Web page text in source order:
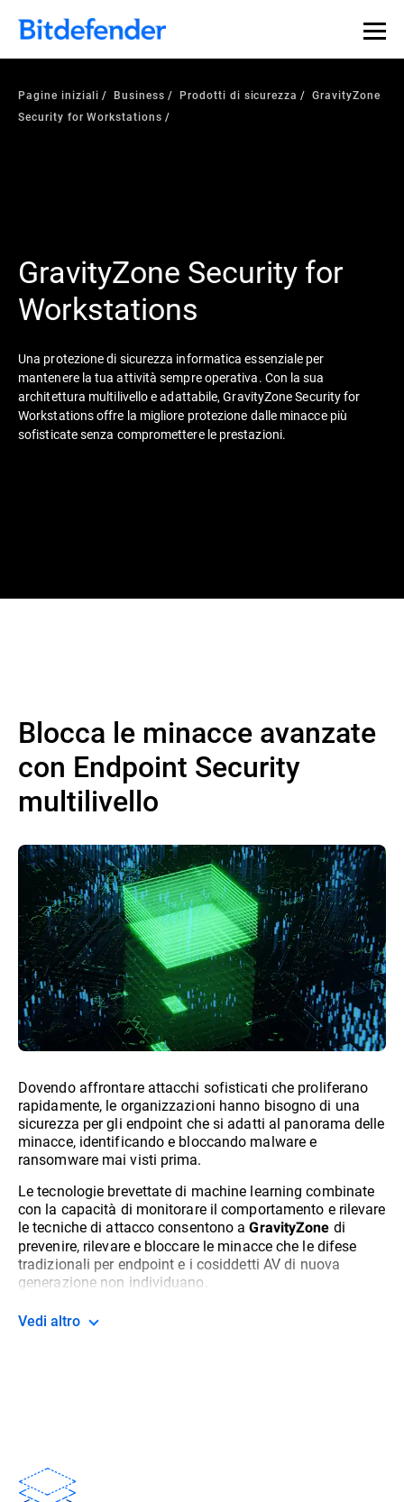
Pagine iniziali Business Prodotti di sicurezza
GravityZone
Security for Workstations
GravityZone Security for
Workstations
Una protezione di sicurezza informatica essenziale per
mantenere la tua attività sempre operativa. Con la sua
architettura multilivello e adattabile, GravityZone Security for
Workstations offre la migliore protezione dalle minacce più
sofisticate senza compromettere le prestazioni.
Blocca le minacce avanzate
con Endpoint Security
multilivello
Dovendo affrontare attacchi sofisticati che proliferano
rapidamente, le organizzazioni hanno bisogno di una
sicurezza per gli endpoint che si adatti al panorama delle
minacce, identificando e bloccando malware e
ransomware mai visti prima.
Le tecnologie brevettate di machine learning combinate
con la capacità di monitorare il comportamento e rilevare
le tecniche di attacco consentono aGravityZone di
prevenire, rilevare e bloccare le minacce che le difese
tradizionali per endpoint e i cosiddetti AV di nuova
generazione non individuano.
Vedi altro